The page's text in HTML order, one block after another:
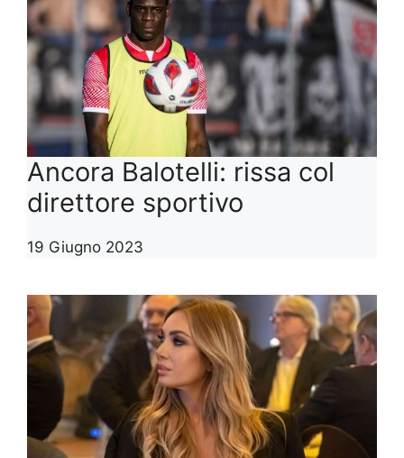
Ancora Balotelli: rissa col
direttore sportivo
19 Giugno 2023